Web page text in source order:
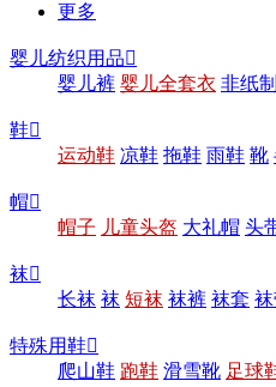
更多
婴儿纺织用品
婴儿裤 婴儿全套衣 非纸
鞋
运动鞋 凉鞋 拖鞋 雨鞋 靴
帽
帽子 儿童头盔 大礼帽 头
袜
长袜 袜 短袜 袜裤 袜套
特殊用鞋
爬山鞋 跑鞋 滑雪靴 足球